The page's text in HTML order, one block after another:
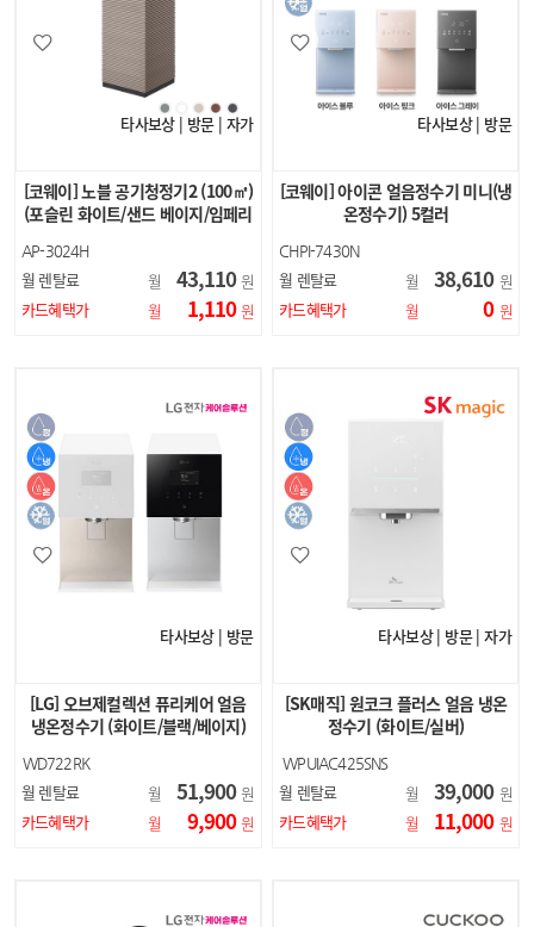
타사보상 | 방문 | 자가
[코웨이] 노블 공기청정기2 (100㎡)
(포슬린 화이트/샌드 베이지/임페리
AP-3024H
월 렌탈료 월 43,110 원
카드혜택가
월 1,110 원
타사보상 | 방문
[코웨이] 아이콘 얼음정수기 미니(냉
온정수기) 5컬러
CHPI-7430N
월 렌탈료 월 38,610 원
카드혜택가
월 0 원
타사보상 | 방문
[LG] 오브제컬렉션 퓨리케어 얼음
냉온정수기 (화이트/블랙/베이지)
WD722RK
WD722RH
WD722RE
월 렌탈료 월 51,900 원
카드혜택가
월 9,900 원
타사보상 | 방문 | 자가
[SK매직] 원코크 플러스 얼음 냉온
정수기 (화이트/실버)
WPUIAC425SNS
WPUIAC425SNW
월 렌탈료 월 39,000 원
카드혜택가
월 11,000 원